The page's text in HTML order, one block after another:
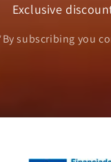
Exclusive
subscribing you